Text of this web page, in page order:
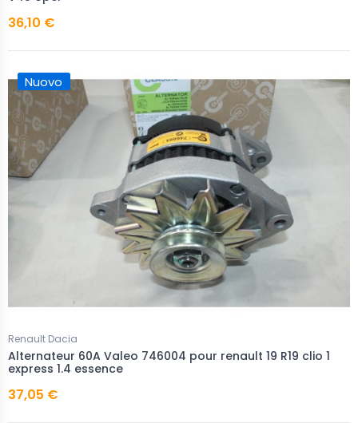
36,10 €
Nuovo
Renault Dacia
Alternateur 60A Valeo 746004 pour renault 19 R19 clio 1
express 1.4 essence
37,05 €